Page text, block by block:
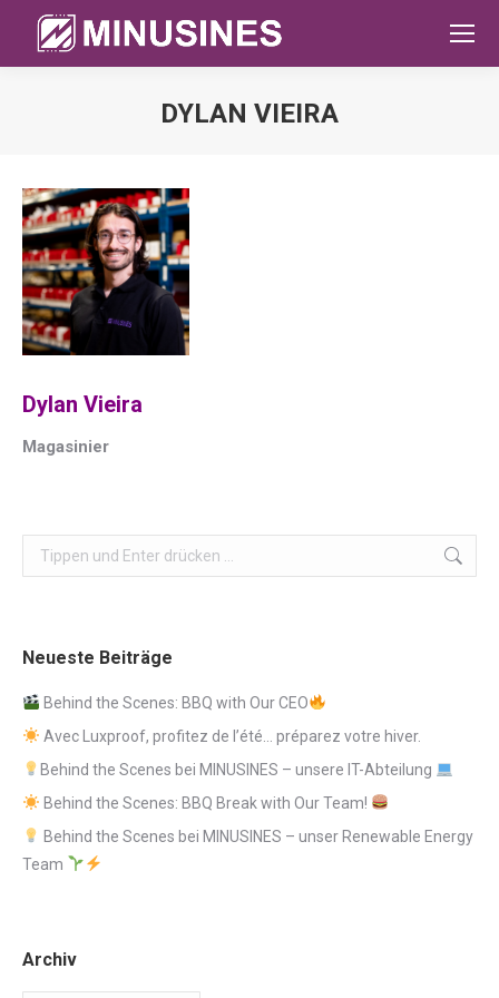
DYLAN VIEIRA
Dylan Vieira
Magasinier
Search:
Neueste Beiträge
Behind the Scenes: BBQ with Our CEO
Avec Luxproof, profitez de l’été… préparez votre hiver.
Behind the Scenes bei MINUSINES – unsere IT-Abteilung
Behind the Scenes: BBQ Break with Our Team!
Behind the Scenes bei MINUSINES – unser Renewable Energy
Team
Archiv